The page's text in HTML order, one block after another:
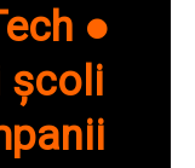
●
școli